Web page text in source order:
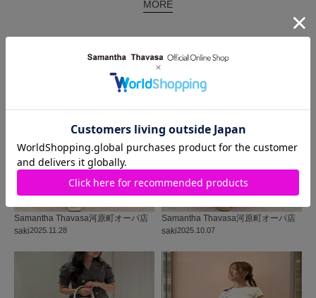
MORE
2025.11.28
Samantha Thavasa河原町オーパ店
saki
2025.10.07
Samantha Thavasa河原町オーパ店
saki